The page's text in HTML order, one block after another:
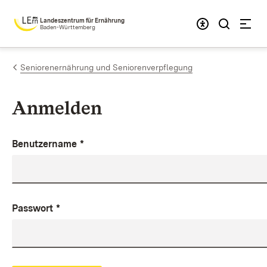
Zum Inhalt springen
Landeszentrum für Ernährung
Baden-Württemberg
Seniorenernährung und Seniorenverpflegung
Anmelden
Benutzername *
Passwort *